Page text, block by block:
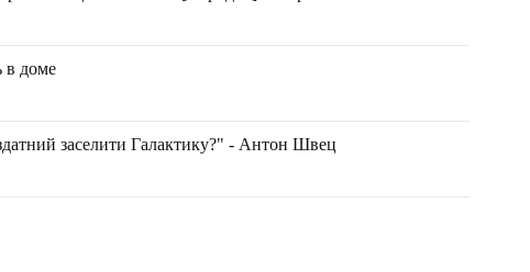
в доме
заселити Галактику?" - Антон Швец